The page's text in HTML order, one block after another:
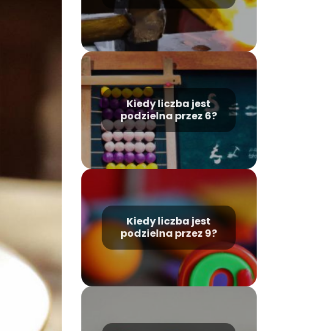
Kiedy liczba jest
podzielna przez 6?
Kiedy liczba jest
podzielna przez 9?